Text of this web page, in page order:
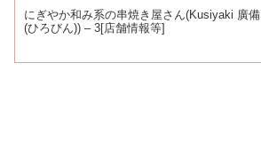
にぎやか和み系の串焼き屋さん(Kusiyaki 廣備
(ひろびん)) – 3[店舗情報等]